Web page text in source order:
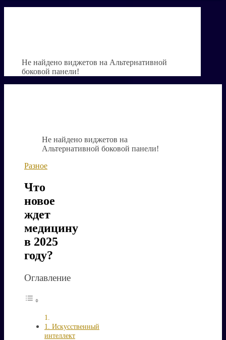
Не найдено виджетов на Альтернативной
боковой панели!
Не найдено виджетов на
Альтернативной боковой панели!
Разное
Что
новое
ждет
медицину
в 2025
году?
Оглавление
1. Искусственный
интеллект